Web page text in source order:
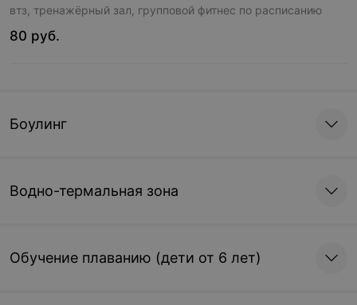
втз, тренажёрный зал, групповой фитнес по расписанию
80 руб.
Боулинг
Водно-термальная зона
Обучение плаванию (дети от 6 лет)